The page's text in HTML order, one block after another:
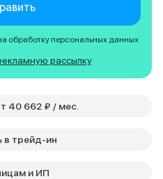
обработку персональных данных
рассылку
от 40 662 ₽ / мес.
в трейд-ин
и ИП